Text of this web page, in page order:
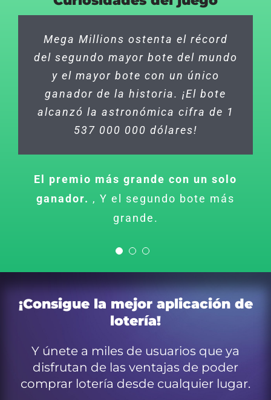
Mega Millions ostenta el récord
del segundo mayor bote del mundo
y el mayor bote con un único
ganador de la historia. ¡El bote
alcanzó la astronómica cifra de 1
537 000 000 dólares!
El premio más grande con un solo
ganador. , Y el segundo bote más
grande.
En el primer sorteo de Mega
Millions, ¡hubo un ganador del
premio mayor! El sorteo tuvo lugar
el 17 de mayo de 2002 y el
ganador se llevó a casa 28
millones de dólares.
Súper premio en el primer sorteo.
de mayo de 2002
Mega Millions es el único sorteo
en el que se puede obtener un
segundo premio de hasta 5
millones de dólares, gracias al
Megaplier.
Megaplier
¡Consigue la mejor aplicación de
lotería!
Y únete a miles de usuarios que ya
disfrutan de las ventajas de poder
comprar lotería desde cualquier lugar.